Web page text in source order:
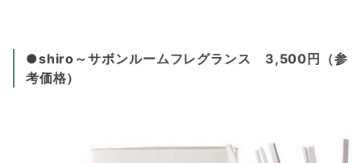
●shiro～サボンルームフレグランス 3,500円（参
考価格）